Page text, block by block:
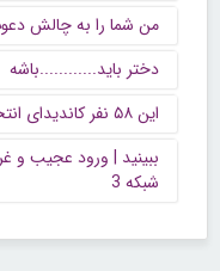
من شما را به چالش
دختر باید............باشه
این ۵۸ نفر کاندیدای انتخابات ۱۴۰۰ هستند +اسامی
ببینید | ورود عجیب و
شبکه 3